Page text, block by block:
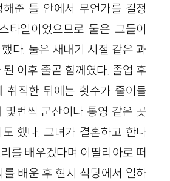
준 틀 안에서 무언가를 결정
타일이었으므로 둘은 그들이
다. 둘은 새내기 시절 같은 과
이후 줄곧 함께였다. 졸업 후
취직한 뒤에는 횟수가 줄어들
몇번씩 군산이나 통영 같은 곳
했다. 그녀가 결혼하고 한나
를 배우겠다며 이딸리아로 떠
를 배운 후 현지 식당에서 일하